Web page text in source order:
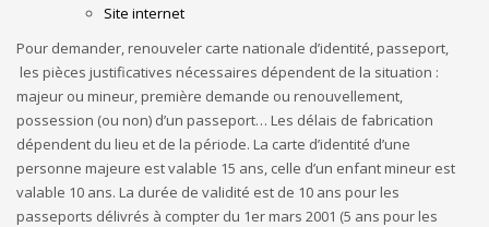
Site internet
Pour demander, renouveler carte nationale d’identité, passeport,
les pièces justificatives nécessaires dépendent de la situation :
majeur ou mineur, première demande ou renouvellement,
possession (ou non) d’un passeport… Les délais de fabrication
dépendent du lieu et de la période. La carte d’identité d’une
personne majeure est valable 15 ans, celle d’un enfant mineur est
valable 10 ans. La durée de validité est de 10 ans pour les
passeports délivrés à compter du 1er mars 2001 (5 ans pour les